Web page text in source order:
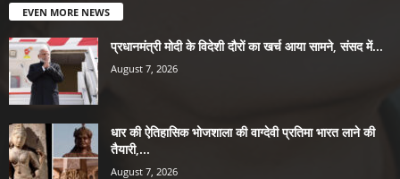
EVEN MORE NEWS
प्रधानमंत्री मोदी के विदेशी दौरों का खर्च आया सामने, संसद में...
August 7, 2026
धार की ऐतिहासिक भोजशाला की वाग्देवी प्रतिमा भारत लाने की
तैयारी,...
August 7, 2026